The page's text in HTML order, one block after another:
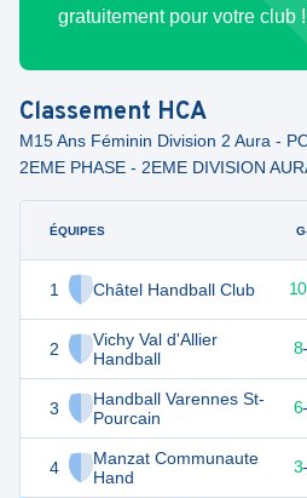
gratuitement pour votre club !
Classement HCA
M15 Ans Féminin Division 2 Aura -
2EME PHASE - 2EME DIVISION
ÉQUIPES
1 Châtel Handball Club
2
Vichy Val d'Allier
Handball
3
Handball Varennes St-
Pourcain
4
Manzat Communaute
Hand
30 10 10
26 8-
22 10 6-
16 10 3-